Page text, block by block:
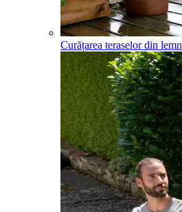
Curățarea teraselor din lemn